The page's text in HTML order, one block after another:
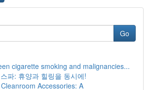
Go
cigarette smoking and malignancies...
파: 휴양과 힐링을 동시에!
Accessories: A